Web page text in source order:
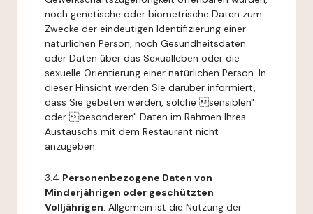
noch genetische oder biometrische Daten zum
Zwecke der eindeutigen Identifizierung einer
natürlichen Person, noch Gesundheitsdaten
oder Daten über das Sexualleben oder die
sexuelle Orientierung einer natürlichen Person. In
dieser Hinsicht werden Sie darüber informiert,
dass Sie gebeten werden, solche sensiblen"
oder besonderen" Daten im Rahmen Ihres
Austauschs mit dem Restaurant nicht
anzugeben.
3.4 Personenbezogene Daten von
Minderjährigen oder geschützten
Volljährigen: Allgemein ist die Nutzung der